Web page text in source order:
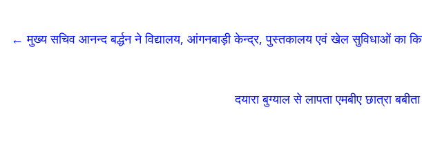
b
o
d
o
l e
← मुख्य सचिव आनन्द बर्द्धन ने विद्यालय, आंगनबाड़ी केन्द्र, पुस्तकालय एवं खेल सुविधाओं का
दयारा बुग्याल से लापता एमबीए छात्रा